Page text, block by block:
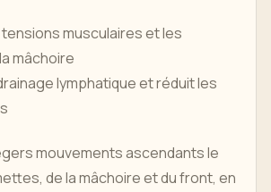
musculaires et les
mâchoire
lymphatique et réduit les
mouvements ascendants le
de la mâchoire et du front, en